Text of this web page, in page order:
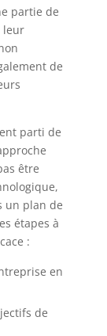
partie de
leur
de
parti de
être
un plan de
étapes à
:
en
de